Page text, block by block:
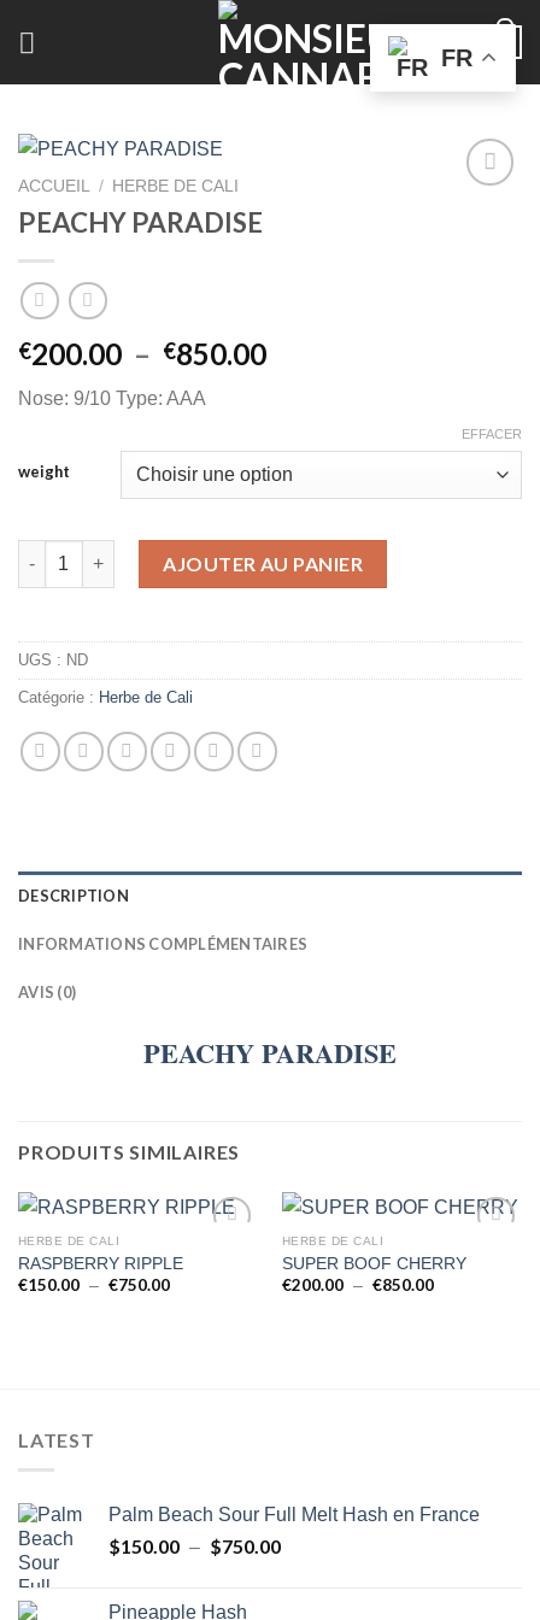
ACCUEIL / HERBE DE CALI
PEACHY PARADISE
€200.00 – €850.00Plage
à
€850.00
Nose: 9/10 Type: AAA
weight
EFFACER
quantité de PEACHY PARADISEAJOUTER AU PANIER
UGS : ND
Catégorie : Herbe de Cali
DESCRIPTION
INFORMATIONS COMPLÉMENTAIRES
AVIS (0)
PEACHYPARADISE
PRODUITS SIMILAIRES
HERBE DE CALI
RASPBERRY RIPPLE
€150.00 – €750.00Plage
HERBE DE CALI
SUPER BOOF CHERRY
€200.00 – €850.00Plage
LATEST
Palm Beach Sour Full Melt Hash en France
$150.00 – $750.00Plage
Pineapple Hash
FR